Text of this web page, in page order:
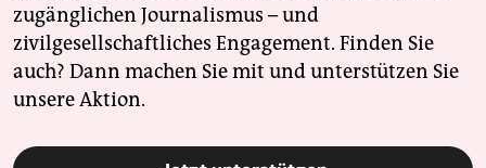
zugänglichen Journalismus – und
zivilgesellschaftliches Engagement. Finden Sie
auch? Dann machen Sie mit und unterstützen Sie
unsere Aktion.